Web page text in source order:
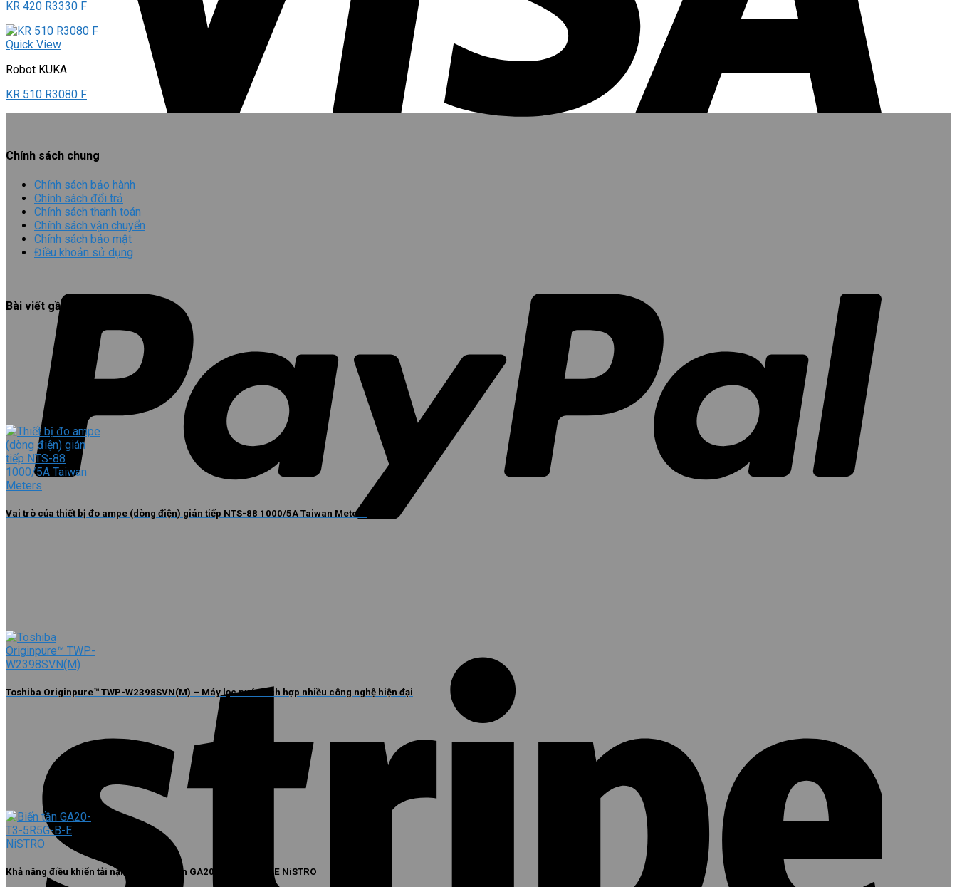
KR 420 R3330 F
Quick View
Robot KUKA
KR 510 R3080 F
Chính sách chung
Chính sách bảo hành
Chính sách đổi trả
Chính sách thanh toán
Chính sách vận chuyển
Chính sách bảo mật
Điều khoản sử dụng
Bài viết gần đây
Vai trò của thiết bị đo ampe (dòng điện) gián tiếp NTS-88 1000/5A Taiwan Meters
Toshiba Originpure™ TWP-W2398SVN(M) – Máy lọc nước tích hợp nhiều công nghệ hiện đại
Khả năng điều khiển tải nặng của biến tần GA20-T3-5R5G-B-E NiSTRO